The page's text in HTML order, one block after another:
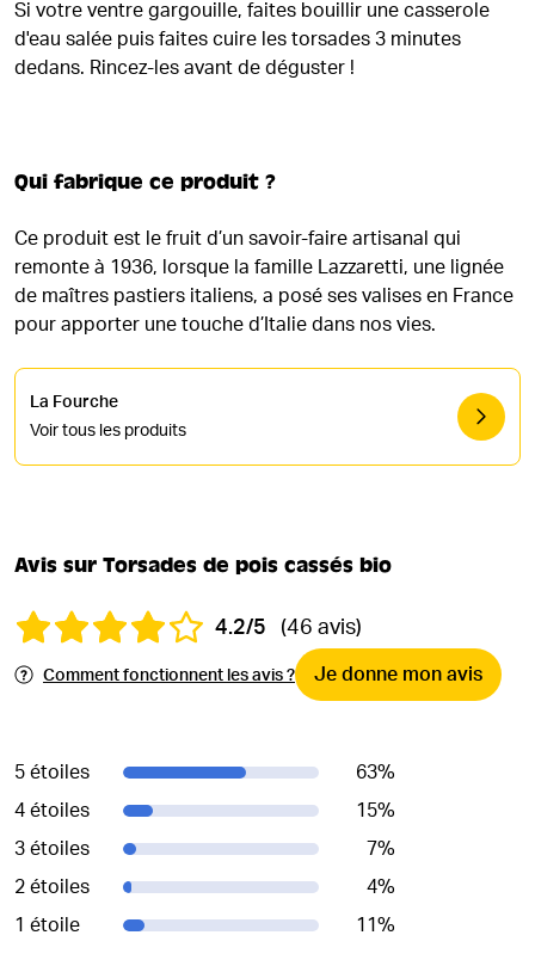
Si votre ventre gargouille, faites bouillir une casserole
d'eau salée puis faites cuire les torsades 3 minutes
dedans. Rincez-les avant de déguster !
Qui fabrique ce produit ?
Ce produit est le fruit d’un savoir-faire artisanal qui
remonte à 1936, lorsque la famille Lazzaretti, une lignée
de maîtres pastiers italiens, a posé ses valises en France
pour apporter une touche d’Italie dans nos vies.
La Fourche
Voir tous les produits
Avis sur Torsades de pois cassés bio
4.2/5 (46 avis)
Comment fonctionnent les avis ? Je donne mon avis
5 étoiles 63%
4 étoiles
15%
3 étoiles
7%
2 étoiles
4%
1 étoile
11 %